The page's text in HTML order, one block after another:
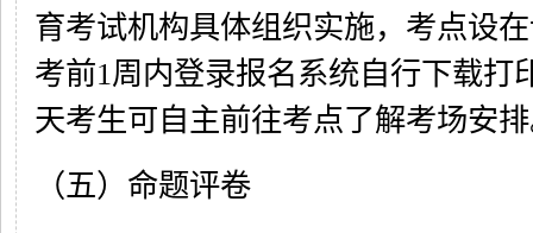
育考试机构具体组织实施，考点设
考前1周内登录报名系统自行下载打
天考生可自主前往考点了解考场安
（五）命题评卷